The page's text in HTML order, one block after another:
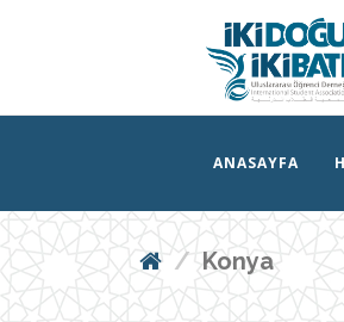
ANASAYFA
Konya